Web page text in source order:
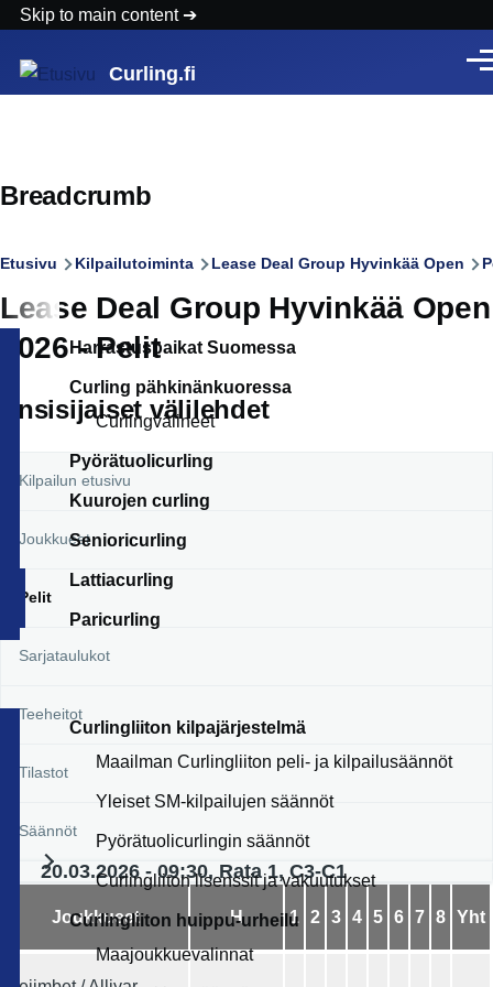
Skip to main content
Curling.fi
Harrastuspaikat Suomessa
Curling pähkinänkuoressa
Curlingvälineet
Pyörätuolicurling
Kuurojen curling
Senioricurling
Lattiacurling
Paricurling
Curlingliiton kilpajärjestelmä
Maailman Curlingliiton peli- ja kilpailusäännöt
Yleiset SM-kilpailujen säännöt
Pyörätuolicurlingin säännöt
Curlingliiton lisenssit ja vakuutukset
Curlingliiton huippu-urheilu
Maajoukkuevalinnat
Breadcrumb
Etusivu Kilpailutoiminta Lease Deal Group Hyvinkää Open
Lease Deal Group Hyvinkää Open
2026 - Pelit
Ensisijaiset välilehdet
Kilpailun etusivu
Joukkueet
Pelit
Sarjataulukot
Teeheitot
Tilastot
Säännöt
20.03.2026 - 09:30, Rata 1, C3-C1
Joukkueet H 1 2 3 4 5 6 7 8 Yht